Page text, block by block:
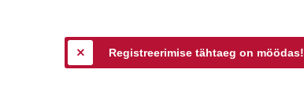
Registreerimise tähtaeg on möödas!